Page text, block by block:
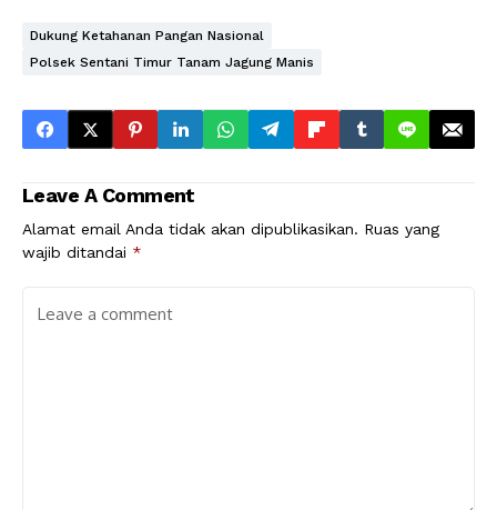
Dukung Ketahanan Pangan Nasional
Polsek Sentani Timur Tanam Jagung Manis
Leave A Comment
Alamat email Anda tidak akan dipublikasikan. Ruas yang
wajib ditandai *